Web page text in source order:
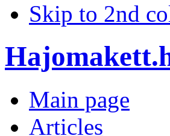
Skip to 2nd
Main page
Articles